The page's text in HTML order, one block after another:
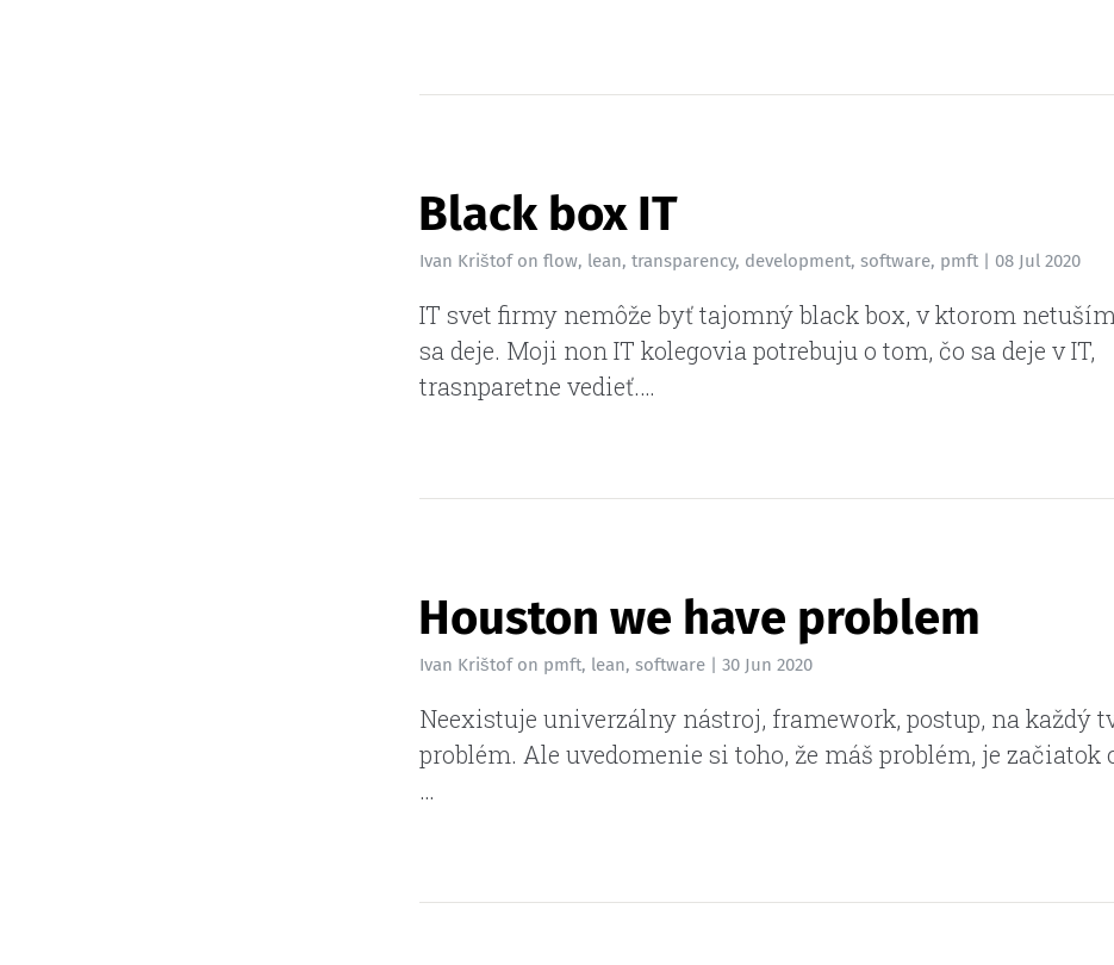
Black box IT
Ivan Krištofon flow, lean, transparency, development, software, pmft | 08 Jul 2020
IT svet firmy nemôže byť tajomný black box, v ktorom
sa deje. Moji non IT kolegovia potrebuju o tom, čo sa deje v IT,
trasnparetne vedieť.…
Houston we have problem
Ivan Krištofon pmft, lean, software | 30 Jun 2020
Neexistuje univerzálny nástroj, framework, postup, na každý
problém. Ale uvedomenie si toho, že máš problém, je začiatok
…